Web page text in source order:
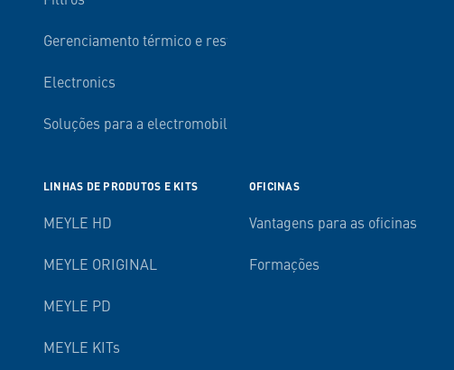
Gerenciamento térmico e resfriamento do motor
Electronics
Soluções para a electromobilidade
LINHAS DE PRODUTOS E KITS
MEYLE HD
MEYLE ORIGINAL
MEYLE PD
MEYLE KITs
OFICINAS
Vantagens para as oficinas
Formações